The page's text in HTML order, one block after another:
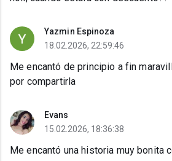
Yazmin Espinoza
18.02.2026, 22:59:46
Me encantó de principio a fin
por compartirla
Evans
15.02.2026, 18:36:38
Me encantó una historia muy bonita